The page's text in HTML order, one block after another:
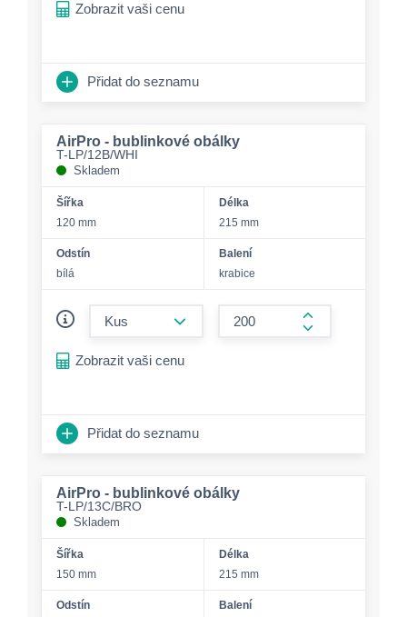
Zobrazit vaši cenu
Přidat do seznamu
AirPro - bublinkové obálky
T-LP/12B/WHI
Skladem
Šířka
120 mm
Délka
215 mm
Odstín
bílá
Balení
krabice
form.increase-
Zobrazit vaši cenu
Přidat do seznamu
AirPro - bublinkové obálky
T-LP/13C/BRO
Skladem
Šířka
150 mm
Délka
215 mm
Odstín Balení